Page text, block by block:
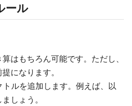
ール
はもちろん可能です。ただし、
になります。
ルを追加します。例えば、以
しょう。